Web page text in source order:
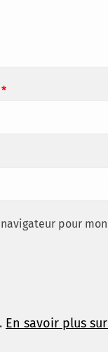
*
pour
En savoir plus